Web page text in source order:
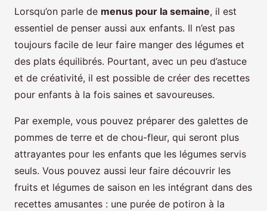
Lorsqu’on parle de menus pour la semaine, il est
essentiel de penser aussi aux enfants. Il n’est pas
toujours facile de leur faire manger des légumes et
des plats équilibrés. Pourtant, avec un peu d’astuce
et de créativité, il est possible de créer des recettes
pour enfants à la fois saines et savoureuses.
Par exemple, vous pouvez préparer des galettes de
pommes de terre et de chou-fleur, qui seront plus
attrayantes pour les enfants que les légumes servis
seuls. Vous pouvez aussi leur faire découvrir les
fruits et légumes de saison en les intégrant dans des
recettes amusantes : une purée de potiron à la